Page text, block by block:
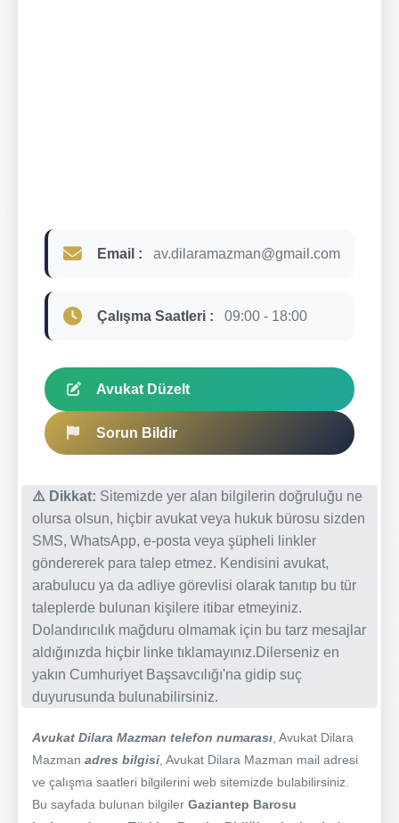
Email : av.dilaramazman@gmail.com
Çalışma Saatleri : 09:00 - 18:00
Avukat Düzelt
Sorun Bildir
⚠️ Dikkat: Sitemizde yer alan bilgilerin doğruluğu ne
olursa olsun, hiçbir avukat veya hukuk bürosu sizden
SMS, WhatsApp, e-posta veya şüpheli linkler
göndererek para talep etmez. Kendisini avukat,
arabulucu ya da adliye görevlisi olarak tanıtıp bu tür
taleplerde bulunan kişilere itibar etmeyiniz.
Dolandırıcılık mağduru olmamak için bu tarz mesajlar
aldığınızda hiçbir linke tıklamayınız.Dilerseniz en
yakın Cumhuriyet Başsavcılığı'na gidip suç
duyurusunda bulunabilirsiniz.
Avukat Dilara Mazman telefon numarası , Avukat Dilara
Mazman adres bilgisi , Avukat Dilara Mazman mail adresi
ve çalışma saatleri bilgilerini web sitemizde bulabilirsiniz.
Bu sayfada bulunan bilgiler Gaziantep Barosu